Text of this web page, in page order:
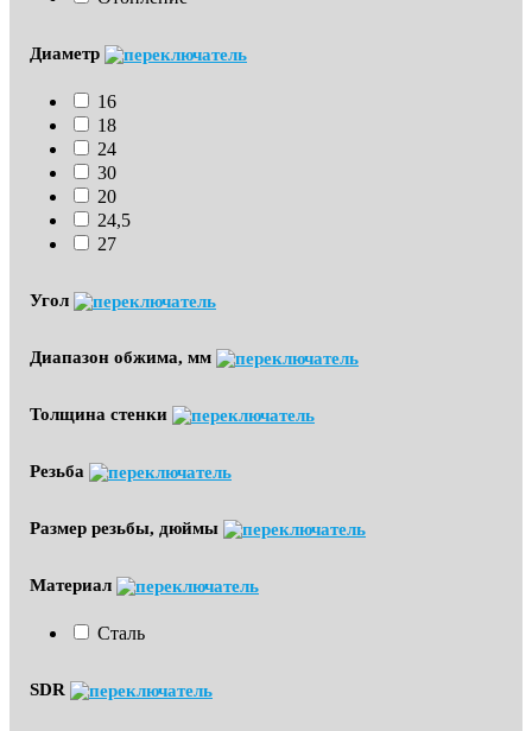
Диаметр
16
18
24
30
20
24,5
27
Угол
Диапазон обжима, мм
Толщина стенки
Резьба
Размер резьбы, дюймы
Материал
Сталь
SDR